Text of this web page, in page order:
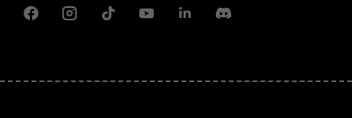
FacebookInstagramTiktokYoutubeLinkedinDiscord